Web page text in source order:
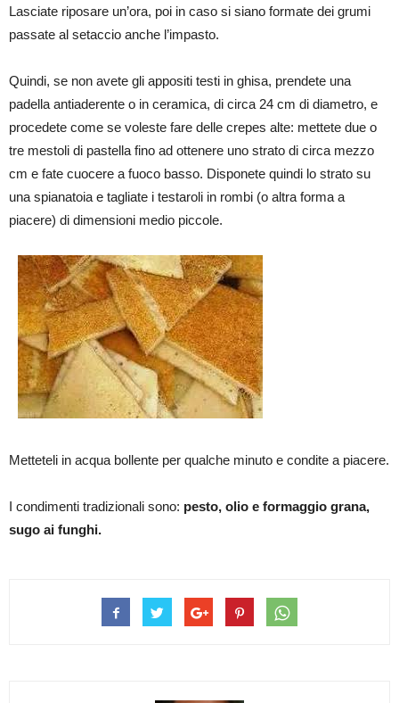
Lasciate riposare un’ora, poi in caso si siano formate dei grumi
passate al setaccio anche l’impasto.
Quindi, se non avete gli appositi testi in ghisa, prendete una
padella antiaderente o in ceramica, di circa 24 cm di diametro, e
procedete come se voleste fare delle crepes alte: mettete due o
tre mestoli di pastella fino ad ottenere uno strato di circa mezzo
cm e fate cuocere a fuoco basso. Disponete quindi lo strato su
una spianatoia e tagliate i testaroli in rombi (o altra forma a
piacere) di dimensioni medio piccole.
Metteteli in acqua bollente per qualche minuto e condite a piacere.
I condimenti tradizionali sono: pesto, olio e formaggio grana,
sugo ai funghi.